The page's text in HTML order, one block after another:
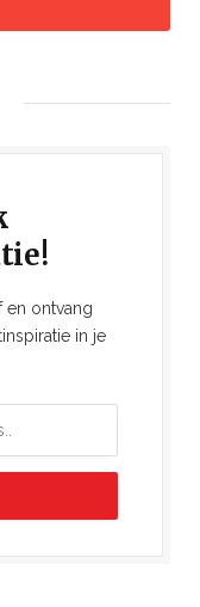
en ontvang
in je